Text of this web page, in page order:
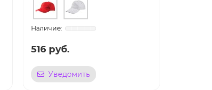
516 руб.
Уведомить